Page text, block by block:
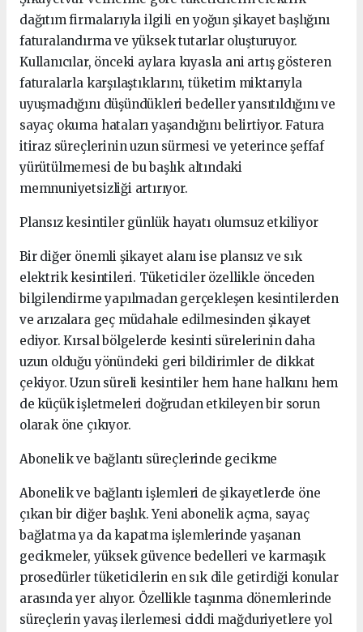
dağıtım firmalarıyla ilgili en yoğun şikayet başlığını
faturalandırma ve yüksek tutarlar oluşturuyor.
Kullanıcılar, önceki aylara kıyasla ani artış gösteren
faturalarla karşılaştıklarını, tüketim miktarıyla
uyuşmadığını düşündükleri bedeller yansıtıldığını ve
sayaç okuma hataları yaşandığını belirtiyor. Fatura
itiraz süreçlerinin uzun sürmesi ve yeterince şeffaf
yürütülmemesi de bu başlık altındaki
memnuniyetsizliği artırıyor.
Plansız kesintiler günlük hayatı olumsuz etkiliyor
Bir diğer önemli şikayet alanı ise plansız ve sık
elektrik kesintileri. Tüketiciler özellikle önceden
bilgilendirme yapılmadan gerçekleşen kesintilerden
ve arızalara geç müdahale edilmesinden şikayet
ediyor. Kırsal bölgelerde kesinti sürelerinin daha
uzun olduğu yönündeki geri bildirimler de dikkat
çekiyor. Uzun süreli kesintiler hem hane halkını hem
de küçük işletmeleri doğrudan etkileyen bir sorun
olarak öne çıkıyor.
Abonelik ve bağlantı süreçlerinde gecikme
Abonelik ve bağlantı işlemleri de şikayetlerde öne
çıkan bir diğer başlık. Yeni abonelik açma, sayaç
bağlatma ya da kapatma işlemlerinde yaşanan
gecikmeler, yüksek güvence bedelleri ve karmaşık
prosedürler tüketicilerin en sık dile getirdiği konular
arasında yer alıyor. Özellikle taşınma dönemlerinde
süreçlerin yavaş ilerlemesi ciddi mağduriyetlere yol